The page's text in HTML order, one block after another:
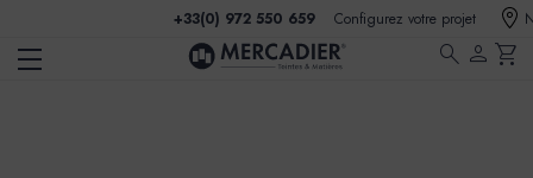
+33(0) 972 550 659 Configurez votre projet
search person shopping_cart